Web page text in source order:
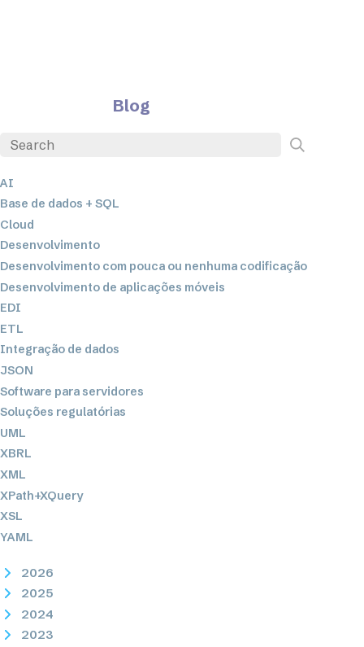
Blog
AI
Base de dados + SQL
Cloud
Desenvolvimento
Desenvolvimento com pouca ou nenhuma codificação
Desenvolvimento de aplicações móveis
EDI
ETL
Integração de dados
JSON
Software para servidores
Soluções regulatórias
UML
XBRL
XML
XPath+XQuery
XSL
YAML
2026
2025
2024
2023